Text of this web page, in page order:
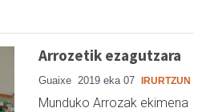
Arrozetik ezagutzara
Guaixe 2019 eka 07 IRURTZUN
Munduko Arrozak ekimena